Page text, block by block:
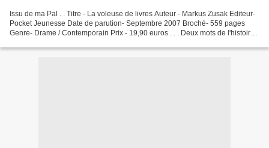
Issu de ma Pal . . Titre - La voleuse de livres Auteur - Markus Zusak Editeur-
Pocket Jeunesse Date de parution- Septembre 2007 Broché- 559 pages
Genre- Drame / Contemporain Prix - 19,90 euros . . . Deux mots de l'histoire .